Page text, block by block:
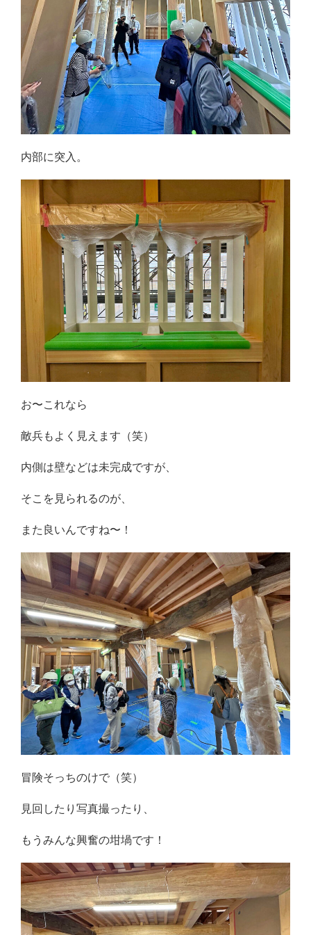
内部に突入。
お〜これなら
敵兵もよく見えます（笑）
内側は壁などは未完成ですが、
そこを見られるのが、
また良いんですね〜！
冒険そっちのけで（笑）
見回したり写真撮ったり、
もうみんな興奮の坩堝です！